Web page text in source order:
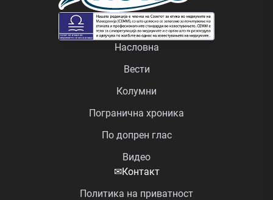
Насловна
Вести
Колумни
Погранична хроника
По допрен глас
Видео
✉Контакт
Политика на приватност